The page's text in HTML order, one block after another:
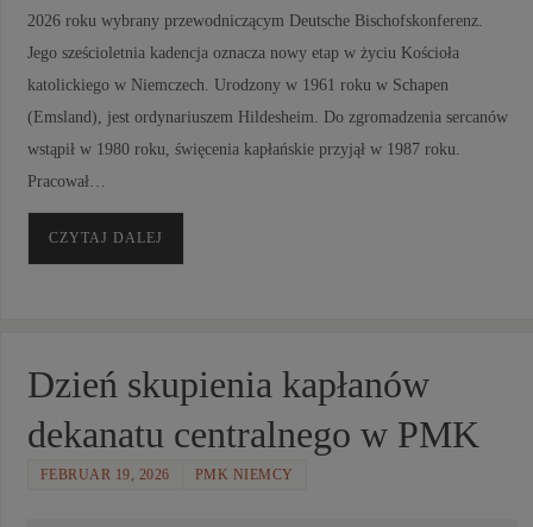
2026 roku wybrany przewodniczącym Deutsche Bischofskonferenz.
Jego sześcioletnia kadencja oznacza nowy etap w życiu Kościoła
katolickiego w Niemczech. Urodzony w 1961 roku w Schapen
(Emsland), jest ordynariuszem Hildesheim. Do zgromadzenia sercanów
wstąpił w 1980 roku, święcenia kapłańskie przyjął w 1987 roku.
Pracował…
CZYTAJ DALEJ
Dzień skupienia kapłanów
dekanatu centralnego w PMK
FEBRUAR 19, 2026 PMK NIEMCY